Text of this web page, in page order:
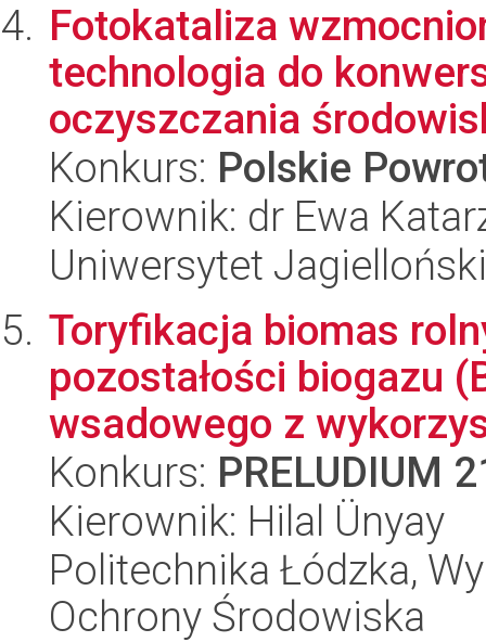
Fotokataliza
technologia do
oczyszczania
Konkurs: Polskie
Kierownik: dr Ewa
Uniwersytet Jagielloński
Toryfikacja biomas
pozostałości biogazu
wsadowego z
Konkurs: PRELUDIUM
Kierownik: Hilal Ünyay
Politechnika Łódzka,
Ochrony Środowiska